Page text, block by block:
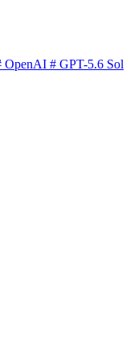
OpenAI # GPT-5.6 Sol